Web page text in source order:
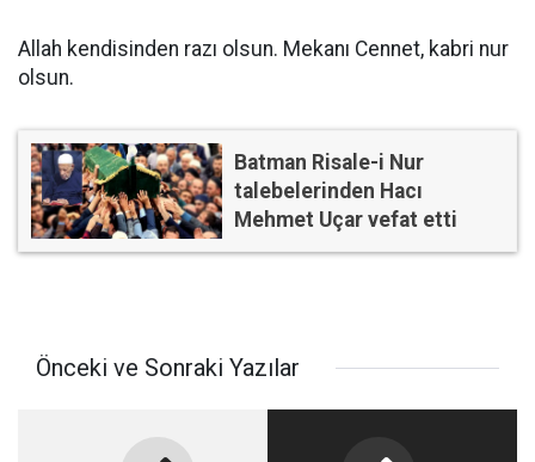
Allah kendisinden razı olsun. Mekanı Cennet, kabri nur
olsun.
Batman Risale-i Nur
talebelerinden Hacı
Mehmet Uçar vefat etti
Önceki ve Sonraki Yazılar